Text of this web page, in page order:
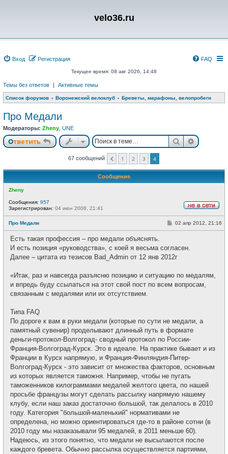
velo36.ru
Вход Регистрация FAQ
Текущее время: 08 авг 2026, 14:48
Темы без ответов | Активные темы
Список форумов Воронежский велоклуб Бреветы, марафоны, велопробеги
Про Медали
Модераторы: Zheny UNE
Ответить Поиск
67 сообщений Пред.
1 2 3 4
Сообщение
Zheny
в
с
Сообщения: 957
Зарегистрирован: 04 июн 2008, 21:41
Про Медали
С
щ
н
02 апр 2012, 21:16
Есть такая профессия – про медали объяснять.
И есть позиция «руководства», с коей я весьма согласен.
Далее – цитата из тезисов Bad_Admin от 12 янв 2012г
«Итак, раз и навсегда разъясню позицию и ситуацию по медалям,
и впредь буду ссылаться на этот свой пост по всем вопросам,
связанным с медалями или их отсутствием.
Типа FAQ
По дороге к вам в руки медали (которые по сути не медали, а
памятный сувенир) проделывают длинный путь в формате
деньги-протокол-Волгоград- сводный протокол по России-
Франция-Волгоград-Курск. Это в идеале. На практике бывает и из
Франции в Курск напрямую, и Франция-Финляндия-Питер-
Волгоград-Курск - это зависит от множества факторов, основным
из которых является таможня. Например, чтобы не пугать
таможенников килограммами медалей желтого цвета, по нашей
просьбе французы могут сделать рассылку напрямую нашему
клубу, если наш заказ достаточно большой, так делалось в 2010
году. Категория "большой-маленький" нормативами не
определена, но можно ориентироваться где-то в районе сотни (в
2010 году мы назаказывали 95 медалей, в 2011 меньше 60).
Надеюсь, из этого понятно, что медали не высылаются после
каждого бревета. Обычно рассылка осуществляется партиями,